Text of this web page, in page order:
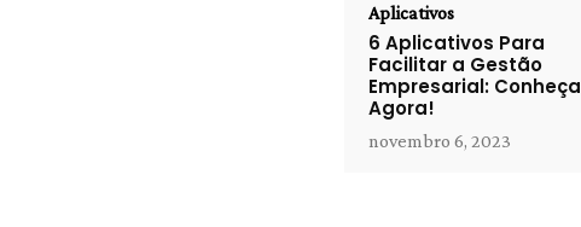
Aplicativos
6 Aplicativos Para
Facilitar a Gestão
Empresarial: Conheça
Agora!
novembro 6, 2023